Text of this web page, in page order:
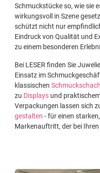
Schmuckstücke so, wie sie
wirkungsvoll in Szene
schützt nicht nur
Eindruck von Qualität und
zu einem besonderen
Bei LESER finden Sie
Einsatz im
klassischen
zu Displays und
Verpackungen lassen sich
gestalten - für einen
Markenauftritt, der bei